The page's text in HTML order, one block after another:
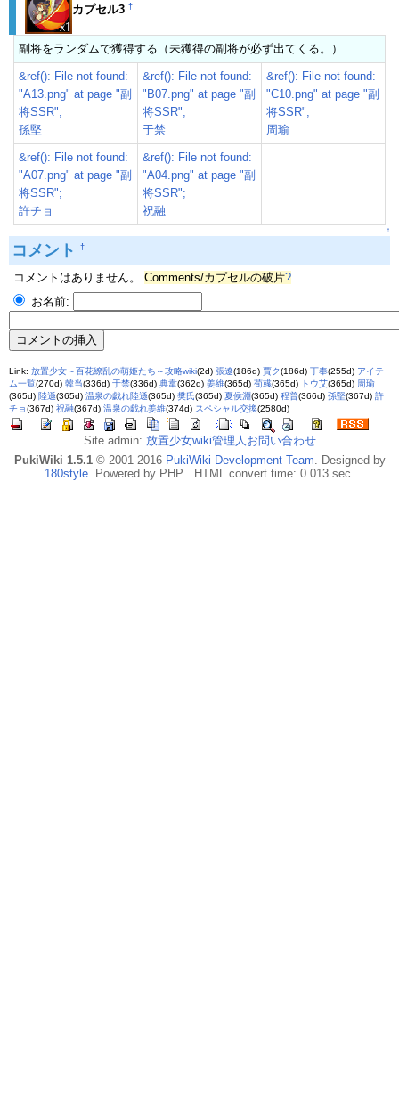
カプセル3 †
副将をランダムで獲得する（未獲得の副将が必ず出てくる。）
&ref(): File not found:
"A13.png" at page "副
将SSR";
孫堅
&ref(): File not found:
"B07.png" at page "副
将SSR";
于禁
&ref(): File not found:
"C10.png" at page "副
将SSR";
周瑜
&ref(): File not found:
"A07.png" at page "副
将SSR";
許チョ
&ref(): File not found:
"A04.png" at page "副
将SSR";
祝融
↑
コメント †
コメントはありません。 Comments/カプセルの破片?
お名前:
Link: 放置少女～百花繚乱の萌姫たち～攻略wiki(2d) 張遼(186d) 賈ク(186d) 丁奉(255d) アイテ
ム一覧(270d) 韓当(336d) 于禁(336d) 典韋(362d) 姜維(365d) 荀彧(365d) トウ艾(365d) 周瑜
(365d) 陸遜(365d) 温泉の戯れ陸遜(365d) 樊氏(365d) 夏侯淵(365d) 程普(366d) 孫堅(367d) 許
チョ(367d) 祝融(367d) 温泉の戯れ姜維(374d) スペシャル交換(2580d)
Site admin: 放置少女wiki管理人お問い合わせ
PukiWiki 1.5.1© 2001-2016 PukiWiki Development Team. Designed by
180style. Powered by PHP . HTML convert time: 0.013 sec.